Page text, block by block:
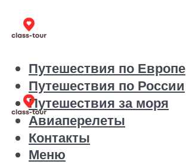
Путешествия по Европе
Путешествия по России
Путешествия за моря
Авиаперелеты
Контакты
Меню